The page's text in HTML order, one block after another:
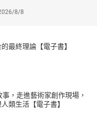
8/8
最終理論【電子書】
，走進藝術家創作現場，
類生活【電子書】